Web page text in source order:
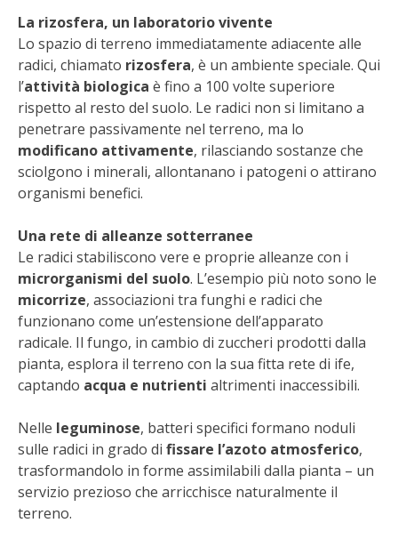
BLUMEN
NOCCIOLA DI CALABRIA
PELLENC
MEDICINA DEI SEMPLICI
SCONTI NOVEMBRE
COMPO
HUSQVARNA
ZAPI GARDEN
BENZA
ORTO BIO – TECNICHE DI COLTIVAZIONE
THERMACELL
TAP TRAP
La rizosfera, un laboratorio vivente
Lo spazio di terreno immediatamente adiacente alle
radici, chiamato rizosfera, è un ambiente speciale. Qui
l’attività biologica è fino a 100 volte superiore
rispetto al resto del suolo. Le radici non si limitano a
penetrare passivamente nel terreno, ma lo
modificano attivamente, rilasciando sostanze che
sciolgono i minerali, allontanano i patogeni o attirano
organismi benefici.
Una rete di alleanze sotterranee
Le radici stabiliscono vere e proprie alleanze con i
microrganismi del suolo. L’esempio più noto sono le
micorrize, associazioni tra funghi e radici che
funzionano come un’estensione dell’apparato
radicale. Il fungo, in cambio di zuccheri prodotti dalla
pianta, esplora il terreno con la sua fitta rete di ife,
captando acqua e nutrienti altrimenti inaccessibili.
Nelle leguminose, batteri specifici formano noduli
sulle radici in grado di fissare l’azoto atmosferico,
trasformandolo in forme assimilabili dalla pianta – un
servizio prezioso che arricchisce naturalmente il
terreno.